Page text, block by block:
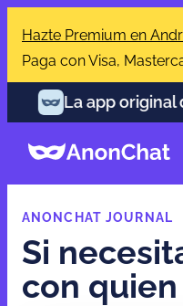
Hazte Premium en
Paga con Visa,
app original de
ANONCHAT JOURNAL
Si
con